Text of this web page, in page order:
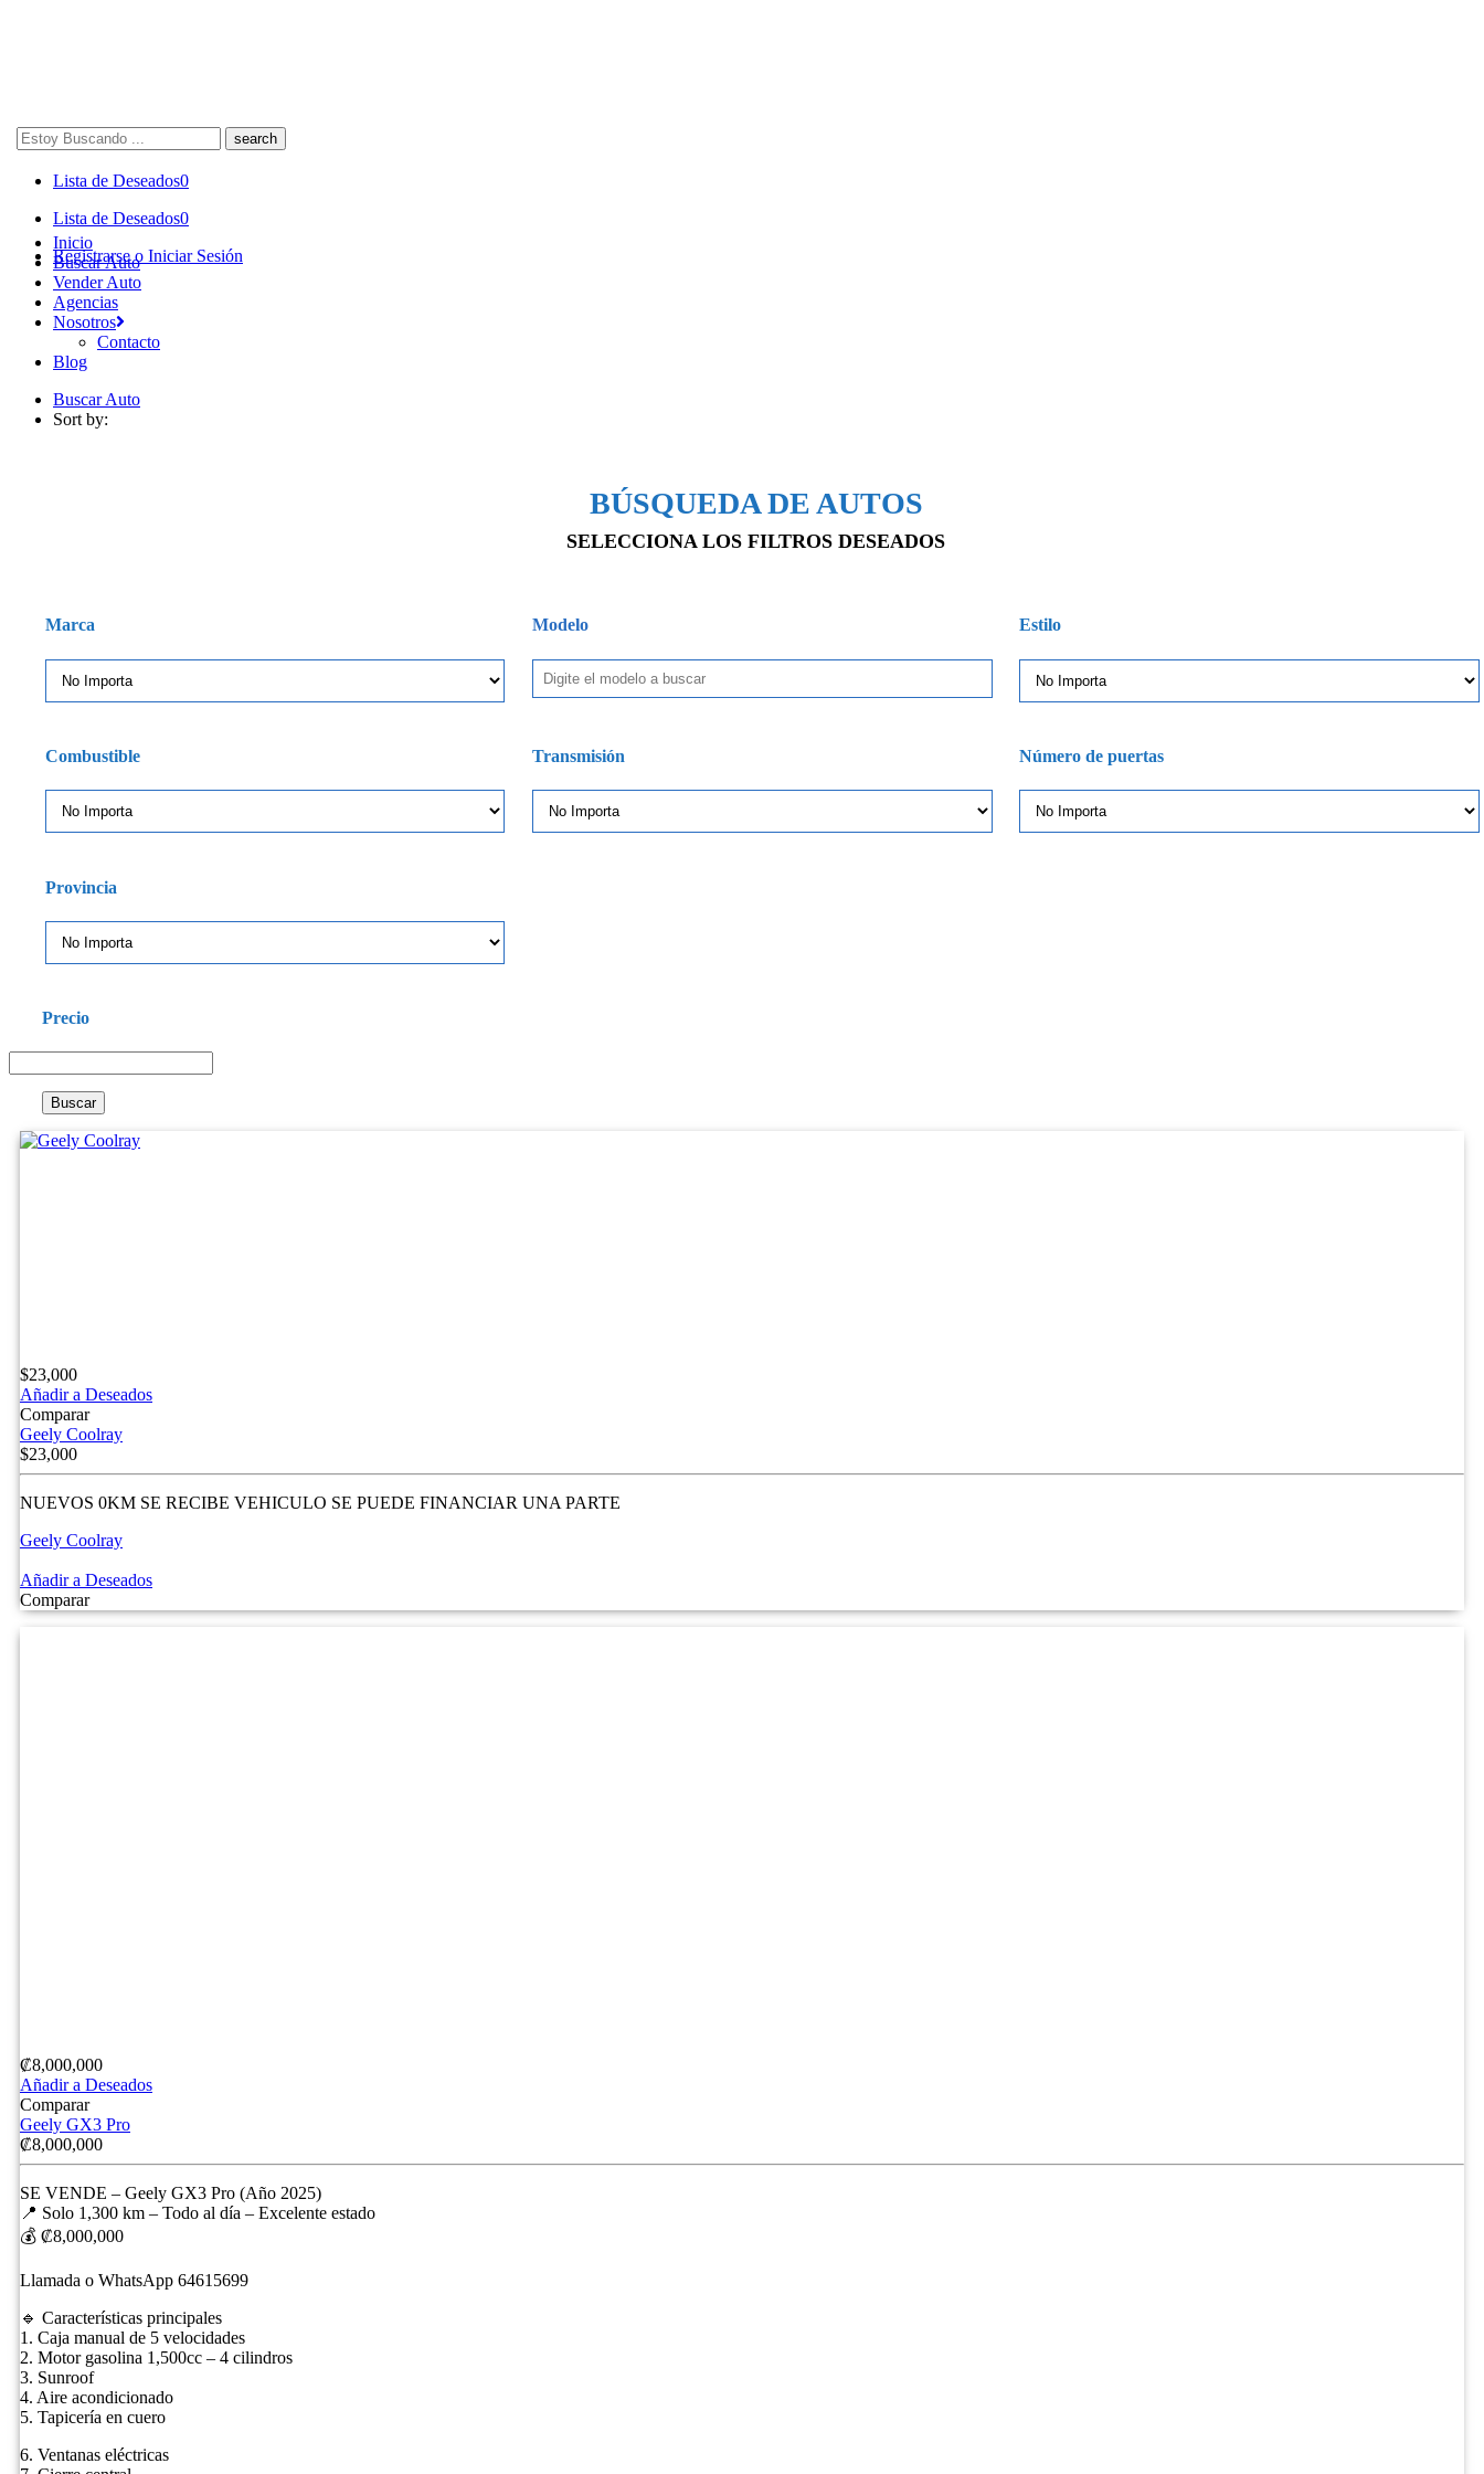
Search
here
Lista de Deseados0
Lista de Deseados0
Registrarse o Iniciar Sesión
Inicio
Buscar Auto
Vender Auto
Agencias
Nosotros
Contacto
Blog
Buscar Auto
Sort by:
BÚSQUEDA DE AUTOS
SELECCIONA LOS FILTROS DESEADOS
Marca Modelo Estilo
Combustible Transmisión Número de puertas
Provincia
Precio
Buscar
$23,000
Añadir a Deseados
Comparar
Geely Coolray
$23,000
NUEVOS 0KM SE RECIBE VEHICULO SE PUEDE FINANCIAR UNA PARTE
Geely Coolray
Añadir a Deseados
Comparar
₡8,000,000
Añadir a Deseados
Comparar
Geely GX3 Pro
₡8,000,000
SE VENDE – Geely GX3 Pro (Año 2025)
📍 Solo 1,300 km – Todo al día – Excelente estado
💰 ₡8,000,000
Llamada o WhatsApp 64615699
🔹 Características principales
1. Caja manual de 5 velocidades
2. Motor gasolina 1,500cc – 4 cilindros
3. Sunroof
4. Aire acondicionado
5. Tapicería en cuero
6. Ventanas eléctricas